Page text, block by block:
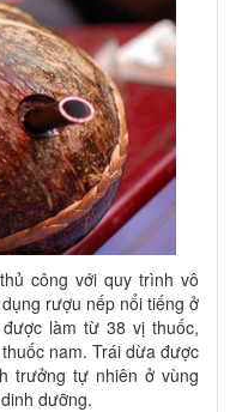
công với quy trình vô
rượu nếp nổi tiếng ở
làm từ 38 vị thuốc,
nam. Trái dừa được
trưởng tự nhiên ở vùng
dưỡng.